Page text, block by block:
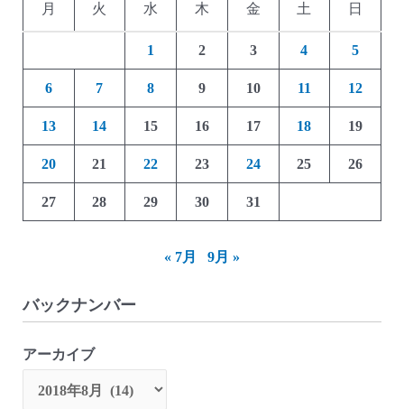
月 火 水 木 金 土 日
1 2 3 4 5
6 7 8 9 10 11 12
13 14 15 16 17 18 19
20 21 22 23 24 25 26
27 28 29 30 31
« 7月 9月 »
バックナンバー
アーカイブ